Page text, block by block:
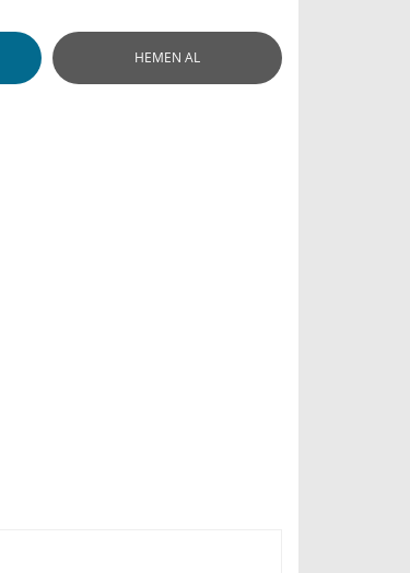
HEMEN AL